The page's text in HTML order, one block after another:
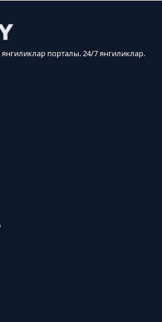
янгиликлар порталы. 24/7 янгиликлар.